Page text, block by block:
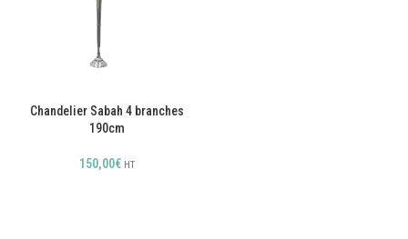
Chandelier Sabah 4 branches
190cm
150,00€ HT